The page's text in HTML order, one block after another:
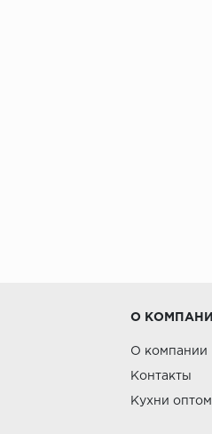
О
О компании
Контакты
Кухни оптом